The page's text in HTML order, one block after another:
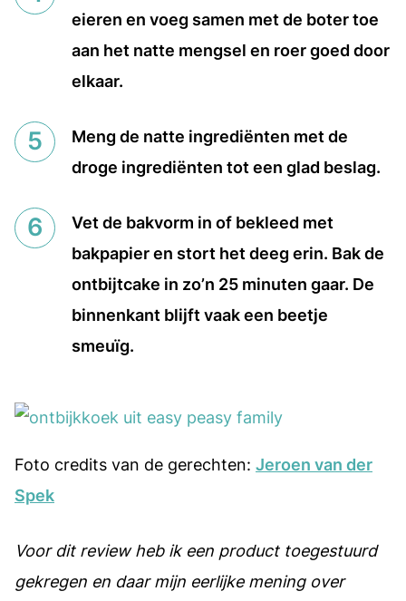
eieren en voeg samen met de boter toe
aan het natte mengsel en roer goed door
elkaar.
Meng de natte ingrediënten met de
droge ingrediënten tot een glad beslag.
Vet de bakvorm in of bekleed met
bakpapier en stort het deeg erin. Bak de
ontbijtcake in zo’n 25 minuten gaar. De
binnenkant blijft vaak een beetje
smeuïg.
Foto credits van de gerechten: Jeroen van der
Spek
Voor dit review heb ik een product toegestuurd
gekregen en daar mijn eerlijke mening over